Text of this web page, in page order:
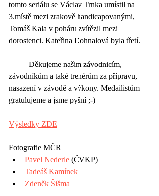
tomto seriálu se Václav Trnka umístil na
3.místě mezi zrakově handicapovanými,
Tomáš Kala v poháru zvítězil mezi
dorostenci. Kateřina Dohnalová byla třetí.
závodníkům a také trenérům za přípravu,
nasazení v závodě a výkony. Medailistům
gratulujeme a jsme pyšní ;-)
Výsledky ZDE
Fotografie MČR
Pavel Nederle (ČVKP)
Tadeáš Kamínek
Zdeněk Šišma